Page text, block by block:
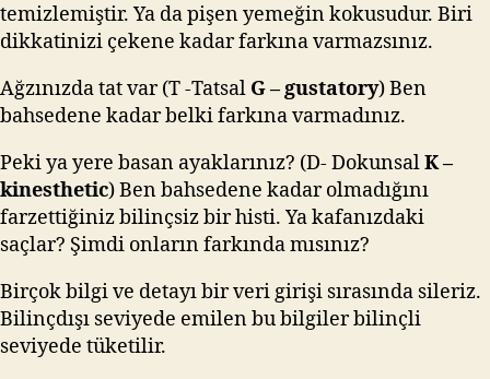
temizlemiştir. Ya da pişen yemeğin kokusudur. Biri
dikkatinizi çekene kadar farkına varmazsınız.
Ağzınızda tat var (T -Tatsal G – gustatory) Ben
bahsedene kadar belki farkına varmadınız.
Peki ya yere basan ayaklarınız? (D- DokunsalK –
kinesthetic) Ben bahsedene kadar olmadığını
farzettiğiniz bilinçsiz bir histi. Ya kafanızdaki
saçlar? Şimdi onların farkında mısınız?
Birçok bilgi ve detayı bir veri girişi sırasında sileriz.
Bilinçdışı seviyede emilen bu bilgiler bilinçli
seviyede tüketilir.